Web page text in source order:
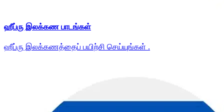
ஹீப்ரு இலக்கண பாடங்கள்
ஹீப்ரு இலக்கணத்தைப் பயிற்சி செய்யுங்கள் .